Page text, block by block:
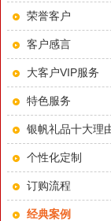
荣誉客户
客户感言
大客户VIP服务
特色服务
银帆礼品十大理
个性化定制
订购流程
经典案例